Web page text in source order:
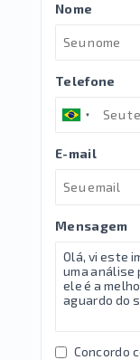
Nome
Telefone
E-mail
Mensagem
Concordo